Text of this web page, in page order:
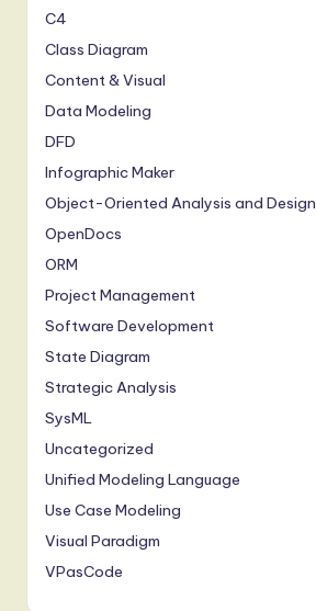
C4
Class Diagram
Content & Visual
Data Modeling
DFD
Infographic Maker
Object-Oriented Analysis and Design
OpenDocs
ORM
Project Management
Software Development
State Diagram
Strategic Analysis
SysML
Uncategorized
Unified Modeling Language
Use Case Modeling
Visual Paradigm
VPasCode